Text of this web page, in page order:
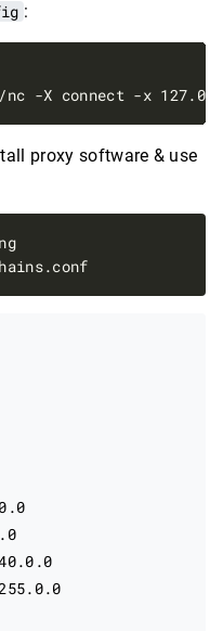
:
proxy software & use
brew install proxychains-ng